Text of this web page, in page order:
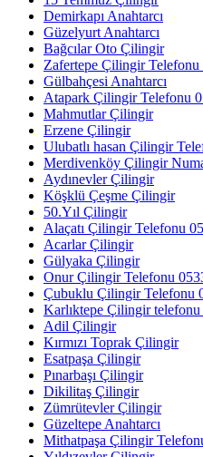
Demirkapı Anahtarcı
Güzelyurt Anahtarcı
Bağcılar Oto Çilingir
Zafertepe Çilingir
Gülbahçesi Anahtarcı
Atapark Çilingir Telefonu
Mahmutlar Çilingir
Erzene Çilingir
Ulubatlı hasan Çilingir
Merdivenköy Çilingir
Aydınevler Çilingir
Köşklü Çeşme Çilingir
50.Yıl Çilingir
Alaçatı Çilingir Telefonu
Acarlar Çilingir
Gülyaka Çilingir
Onur Çilingir Telefonu
Çubuklu Çilingir Telefonu
Karlıktepe Çilingir
Adil Çilingir
Kırmızı Toprak Çilingir
Esatpaşa Çilingir
Pınarbaşı Çilingir
Dikilitaş Çilingir
Zümrütevler Çilingir
Güzeltepe Anahtarcı
Mithatpaşa Çilingir